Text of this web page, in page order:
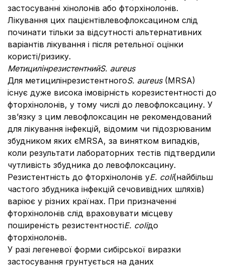
застосуванні хінолонів або фторхінолонів.
Лікування цих пацієнтівлевофлоксацином слід
починати тільки за відсутності альтернативних
варіантів лікування і після ретельної оцінки
користі/ризику.
МетицилінрезистентнийS. aureus
Для метицилінрезистентногоS. aureus(MRSA)
існує дуже висока імовірність корезистентності до
фторхінолонів, у тому числі до левофлоксацину. У
зв’язку з цим левофлоксацин не рекомендований
для лікування інфекцій, відомим чи підозрюваним
збудником яких єMRSA, за винятком випадків,
коли результати лабораторних тестів підтвердили
чутливість збудника до левофлоксацину.
Резистентність до фторхінолонів уE. coli(найбільш
частого збудника інфекцій сечовивідних шляхів)
варіює у різних країнах. При призначенні
фторхінолонів слід враховувати місцеву
поширеність резистентностіE. сoliдо
фторхінолонів.
У разі легеневої форми сибірської виразки
застосування грунтується на даних